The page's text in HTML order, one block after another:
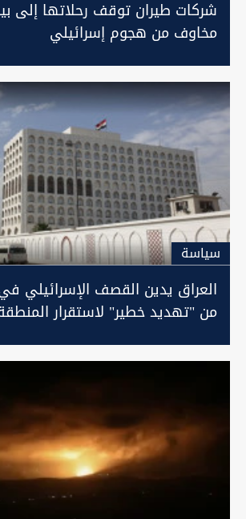
شركات طيران توقف رحلاتها إلى
مخاوف من هجوم إسرائيلي
سیاسة
العراق يدين القصف الإسرائيلي
من "تهديد خطير" لاستقرار